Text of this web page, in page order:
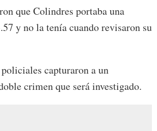
que Colindres portaba una
y no la tenía cuando revisaron su
capturaron a un
crimen que será investigado.